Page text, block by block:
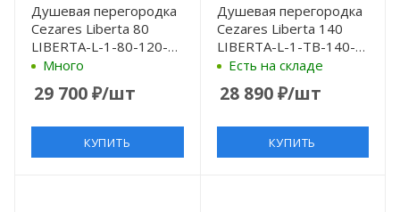
Душевая перегородка
Cezares Liberta 80
LIBERTA-L-1-80-120-
GR-NERO профиль
стекло серое
Много
29 700₽/шт
КУПИТЬ
Душевая перегородка
Cezares Liberta 140
LIBERTA-L-1-TB-140-C-
NERO профиль Черный
прозрачное
Есть на складе
28 890₽/шт
КУПИТЬ